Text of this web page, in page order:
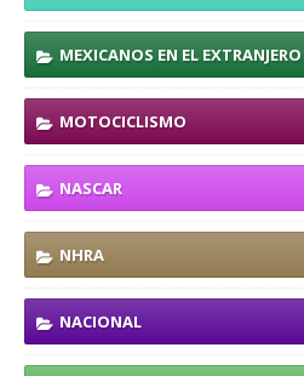
MEXICANOS EN EL EXTRANJERO
MOTOCICLISMO
NASCAR
NHRA
NACIONAL